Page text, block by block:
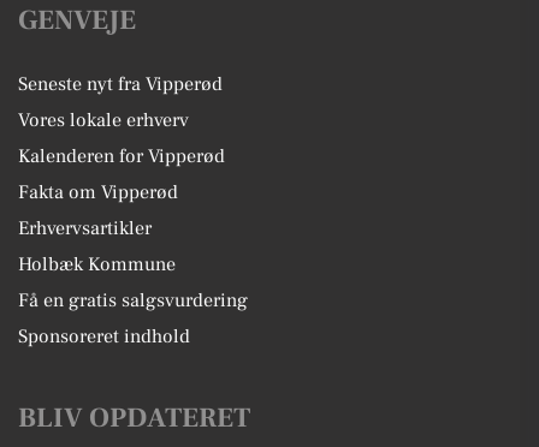
GENVEJE
Seneste nyt fra Vipperød
Vores lokale erhverv
Kalenderen for Vipperød
Fakta om Vipperød
Erhvervsartikler
Holbæk Kommune
Få en gratis salgsvurdering
Sponsoreret indhold
BLIV OPDATERET